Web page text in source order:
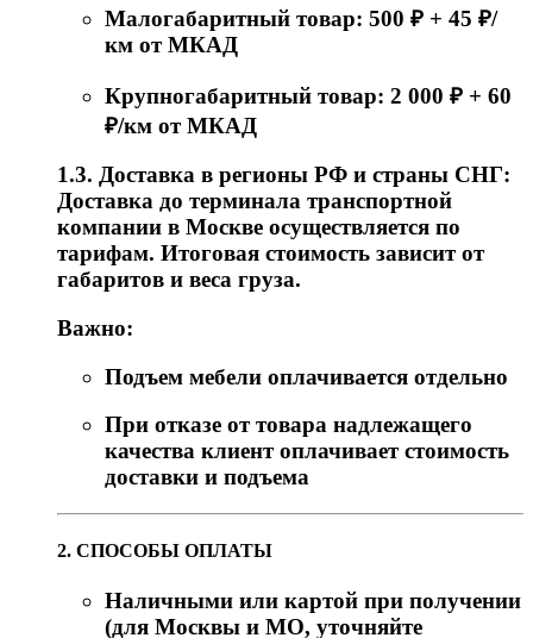
Малогабаритный товар: 500 ₽ + 45 ₽/
км от МКАД
Крупногабаритный товар: 2 000 ₽ + 60
₽/км от МКАД
1.3. Доставка в регионы РФ и страны СНГ:
Доставка до терминала транспортной
компании в Москве осуществляется по
тарифам. Итоговая стоимость зависит от
габаритов и веса груза.
Важно:
Подъем мебели оплачивается отдельно
При отказе от товара надлежащего
качества клиент оплачивает стоимость
доставки и подъема
2. СПОСОБЫ ОПЛАТЫ
Наличными или картой при получении
(для Москвы и МО, уточняйте